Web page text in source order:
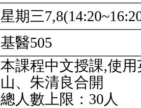
星期三
基醫505
本課程中文授課,使
山、朱清良合開
總人數上限：30人